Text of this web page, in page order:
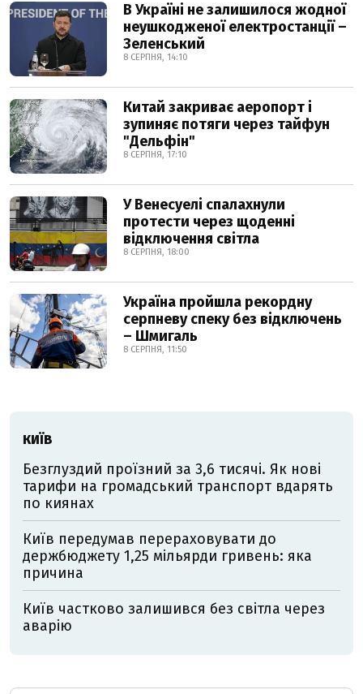
В Україні не залишилося жодної
неушкодженої електростанції –
Зеленський
8 СЕРПНЯ, 14:10
Китай закриває аеропорт і
зупиняє потяги через тайфун
"Дельфін"
8 СЕРПНЯ, 17:10
У Венесуелі спалахнули
протести через щоденні
відключення світла
8 СЕРПНЯ, 18:00
Україна пройшла рекордну
серпневу спеку без відключень
– Шмигаль
8 СЕРПНЯ, 11:50
КИЇВ
Безглуздий проїзний за 3,6 тисячі. Як нові
тарифи на громадський транспорт вдарять
по киянах
Київ передумав перераховувати до
держбюджету 1,25 мільярди гривень: яка
причина
Київ частково залишився без світла через
аварію